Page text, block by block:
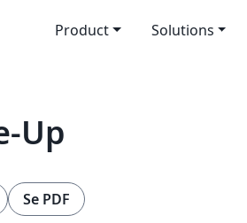
Product Solutions
Up
Se PDF